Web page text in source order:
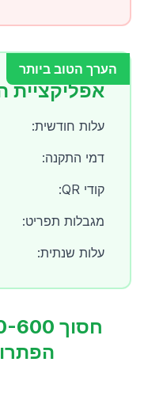
הערך הטוב ביותר
אפליקציית
עלות חודשית:
דמי התקנה:
קודי QR:
מגבלות תפריט:
עלות שנתית: